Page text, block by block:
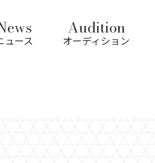
ュース
Audition
オーディション